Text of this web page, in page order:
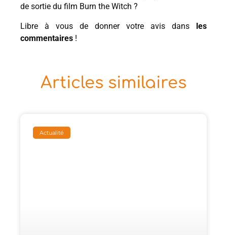
de sortie du film Burn the Witch ?
Libre à vous de donner votre avis dans
les
commentaires !
Articles similaires
Actualité